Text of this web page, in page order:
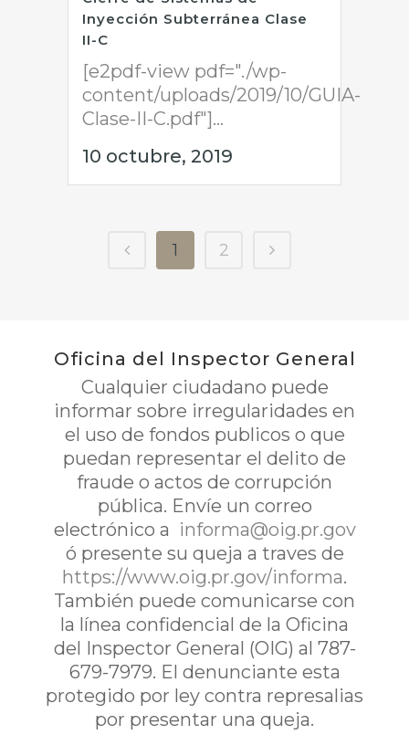
Inyección Subterránea Clase
II-C
[e2pdf-view pdf="./wp-
content/uploads/2019/10/GUIA-
Clase-II-C.pdf"]...
10 octubre, 2019
1 2
Oficina del Inspector General
Cualquier ciudadano puede
informar sobre irregularidades en
el uso de fondos publicos o que
puedan representar el delito de
fraude o actos de corrupción
pública. Envíe un correo
electrónico a informa@oig.pr.gov
ó presente su queja a traves de
https://www.oig.pr.gov/informa.
También puede comunicarse con
la línea confidencial de la Oficina
del Inspector General (OIG) al 787-
679-7979. El denunciante esta
protegido por ley contra represalias
por presentar una queja.